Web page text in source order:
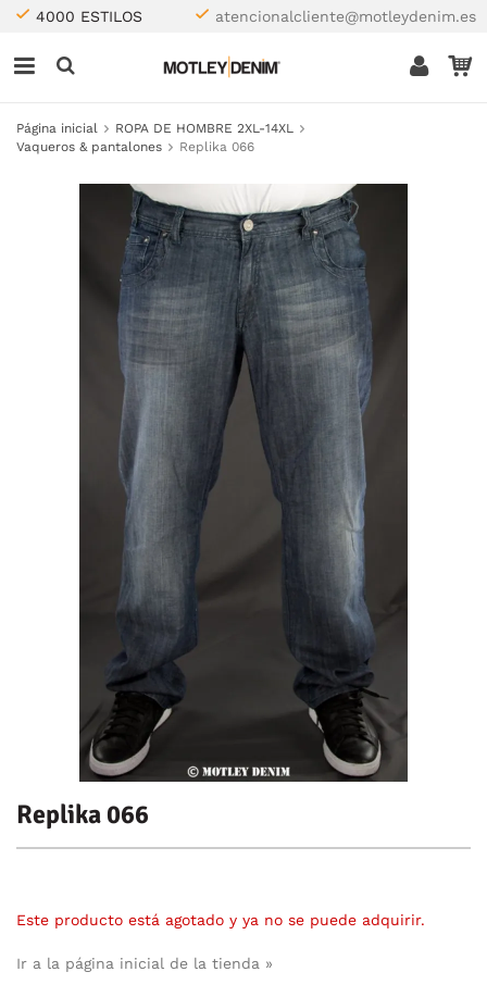
4000 ESTILOS atencionalcliente@motleydenim.es
Página inicial
ROPA DE HOMBRE 2XL-14XL
Vaqueros & pantalones
Replika 066
Replika 066
Este producto está agotado y ya no se puede adquirir.
Ir a la página inicial de la tienda »